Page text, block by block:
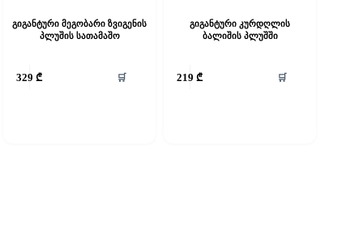
გიგანტური მეგობარი ზვიგენის
პლუშის სათამაშო
329₾ 🛒
გიგანტური კურდღლის
ბალიშის პლუშში
219₾ 🛒